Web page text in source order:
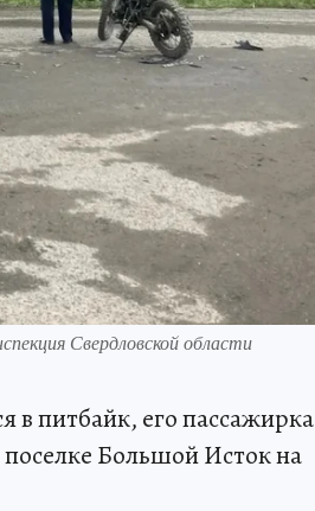
Свердловской области
в питбайк, его пассажирка
Большой Исток на